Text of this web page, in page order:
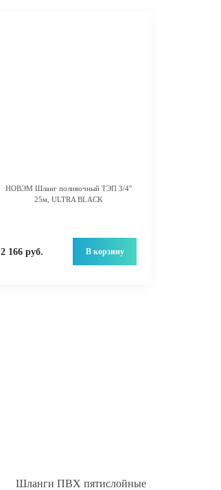
НОВЭМ Шланг поливочный ТЭП 3/4"
25м, ULTRA BLACK
2 166 руб. В корзину
Шланги ПВХ пятислойные